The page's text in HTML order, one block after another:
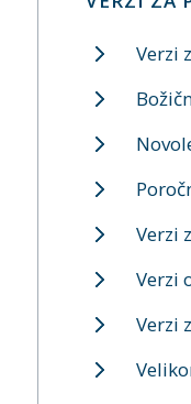
Verzi
Verzi
Verzi
Verzi